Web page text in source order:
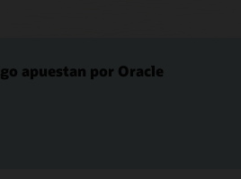
apuestan por Oracle